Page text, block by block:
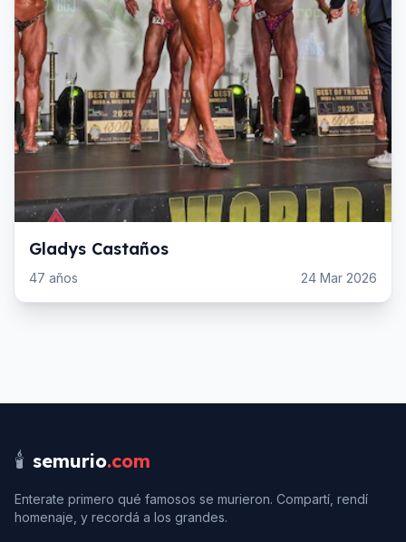
Gladys Castaños
47 años 24 Mar 2026
🕯️ semurio.com
Enterate primero qué famosos se murieron. Compartí, rendí
homenaje, y recordá a los grandes.